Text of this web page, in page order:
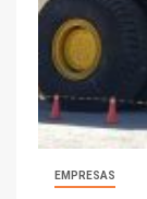
EMPRESAS
1